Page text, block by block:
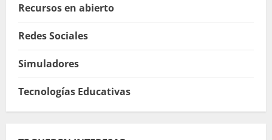
Recursos en abierto
Redes Sociales
Simuladores
Tecnologías Educativas